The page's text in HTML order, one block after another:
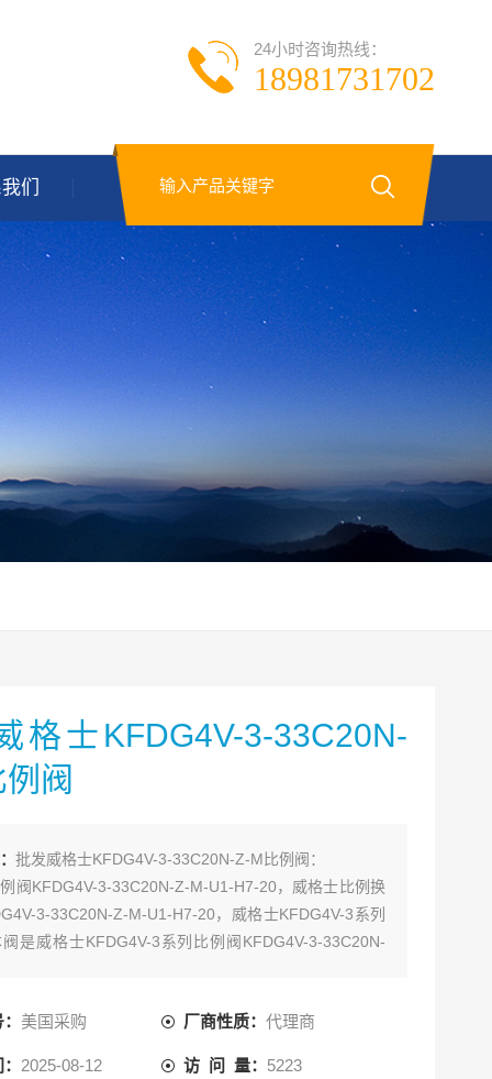
24小时咨询热线：
18981731702
们
格士KFDG4V-3-33C20N-
阀
批发威格士KFDG4V-3-33C20N-Z-M比例阀：
阀KFDG4V-3-33C20N-Z-M-U1-H7-20，威格士比例换
3-33C20N-Z-M-U1-H7-20，威格士KFDG4V-3系列
是威格士KFDG4V-3系列比例阀KFDG4V-3-33C20N-
美国采购 厂商性质：代理商
2025-08-12 访 问 量： 5223